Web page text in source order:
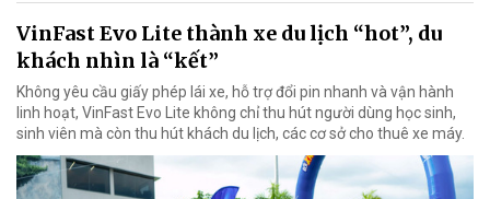
VinFast Evo Lite thành xe du lịch “hot”, du
khách nhìn là “kết”
Không yêu cầu giấy phép lái xe, hỗ trợ đổi pin nhanh và vận hành
linh hoạt, VinFast Evo Lite không chỉ thu hút người dùng học sinh,
sinh viên mà còn thu hút khách du lịch, các cơ sở cho thuê xe máy.